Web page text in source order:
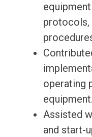
protocols,
operating
equipment.
Assisted
and start-